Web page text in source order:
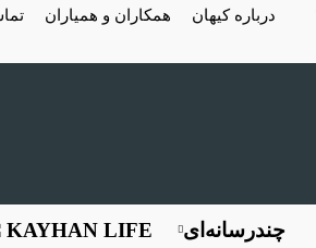
درباره کیهان همکاران و همیاران
KAYHAN LIFE چندرسانه‌ای